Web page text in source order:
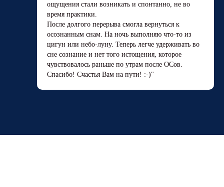
ощущения стали возникать и спонтанно, не во
время практики.
После долгого перерыва смогла вернуться к
осознанным снам. На ночь выполняю что-то из
цигун или небо-луну. Теперь легче удерживать во
сне сознание и нет того истощения, которое
чувствовалось раньше по утрам после ОСов.
Спасибо! Счастья Вам на пути! :-)"